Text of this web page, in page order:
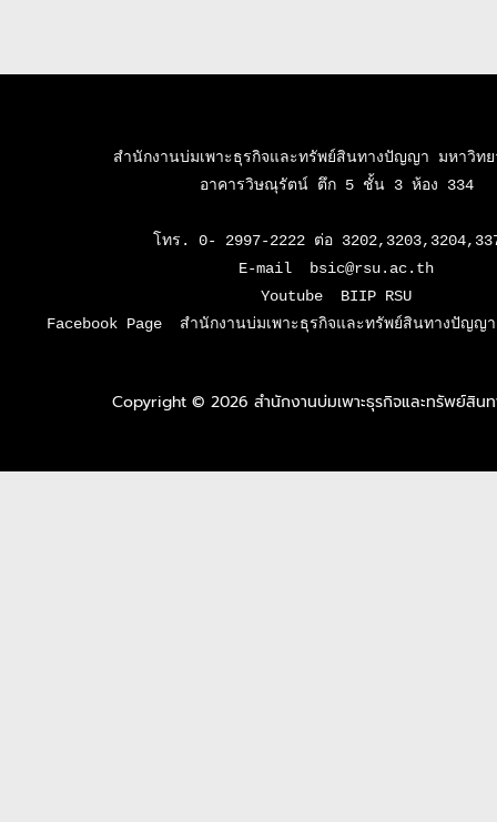
สำนักงานบ่มเพาะธุรกิจและทรัพย์สินทางปัญญา มหาวิทย
อาคารวิษณุรัตน์ ตึก 5 ชั้น 3 ห้อง 334
โทร. 0- 2997-2222 ต่อ
E-mail  bsic@rsu.ac.th
Youtube  BIIP RSU
Facebook Page  สำนักงานบ่มเพาะธุรกิจและทรัพย์สินทางปัญญ
Copyright © 2026 สำนักงานบ่มเพาะธุรกิจและทรัพย์สิ